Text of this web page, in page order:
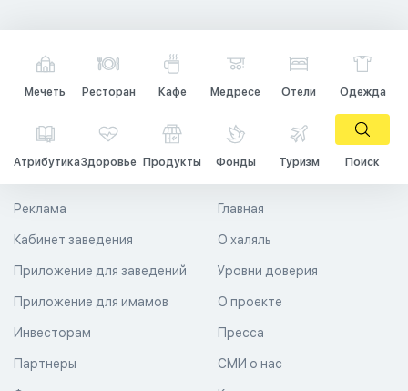
Мечеть Ресторан Кафе Медресе Отели Одежда
АтрибутикаЗдоровье Продукты Фонды Туризм Поиск
Главная
О халяль
Уровни доверия
Реклама
Кабинет заведения
Приложение для заведений
Приложение для имамов О проекте
Пресса
СМИ о нас
Инвесторам
Партнеры